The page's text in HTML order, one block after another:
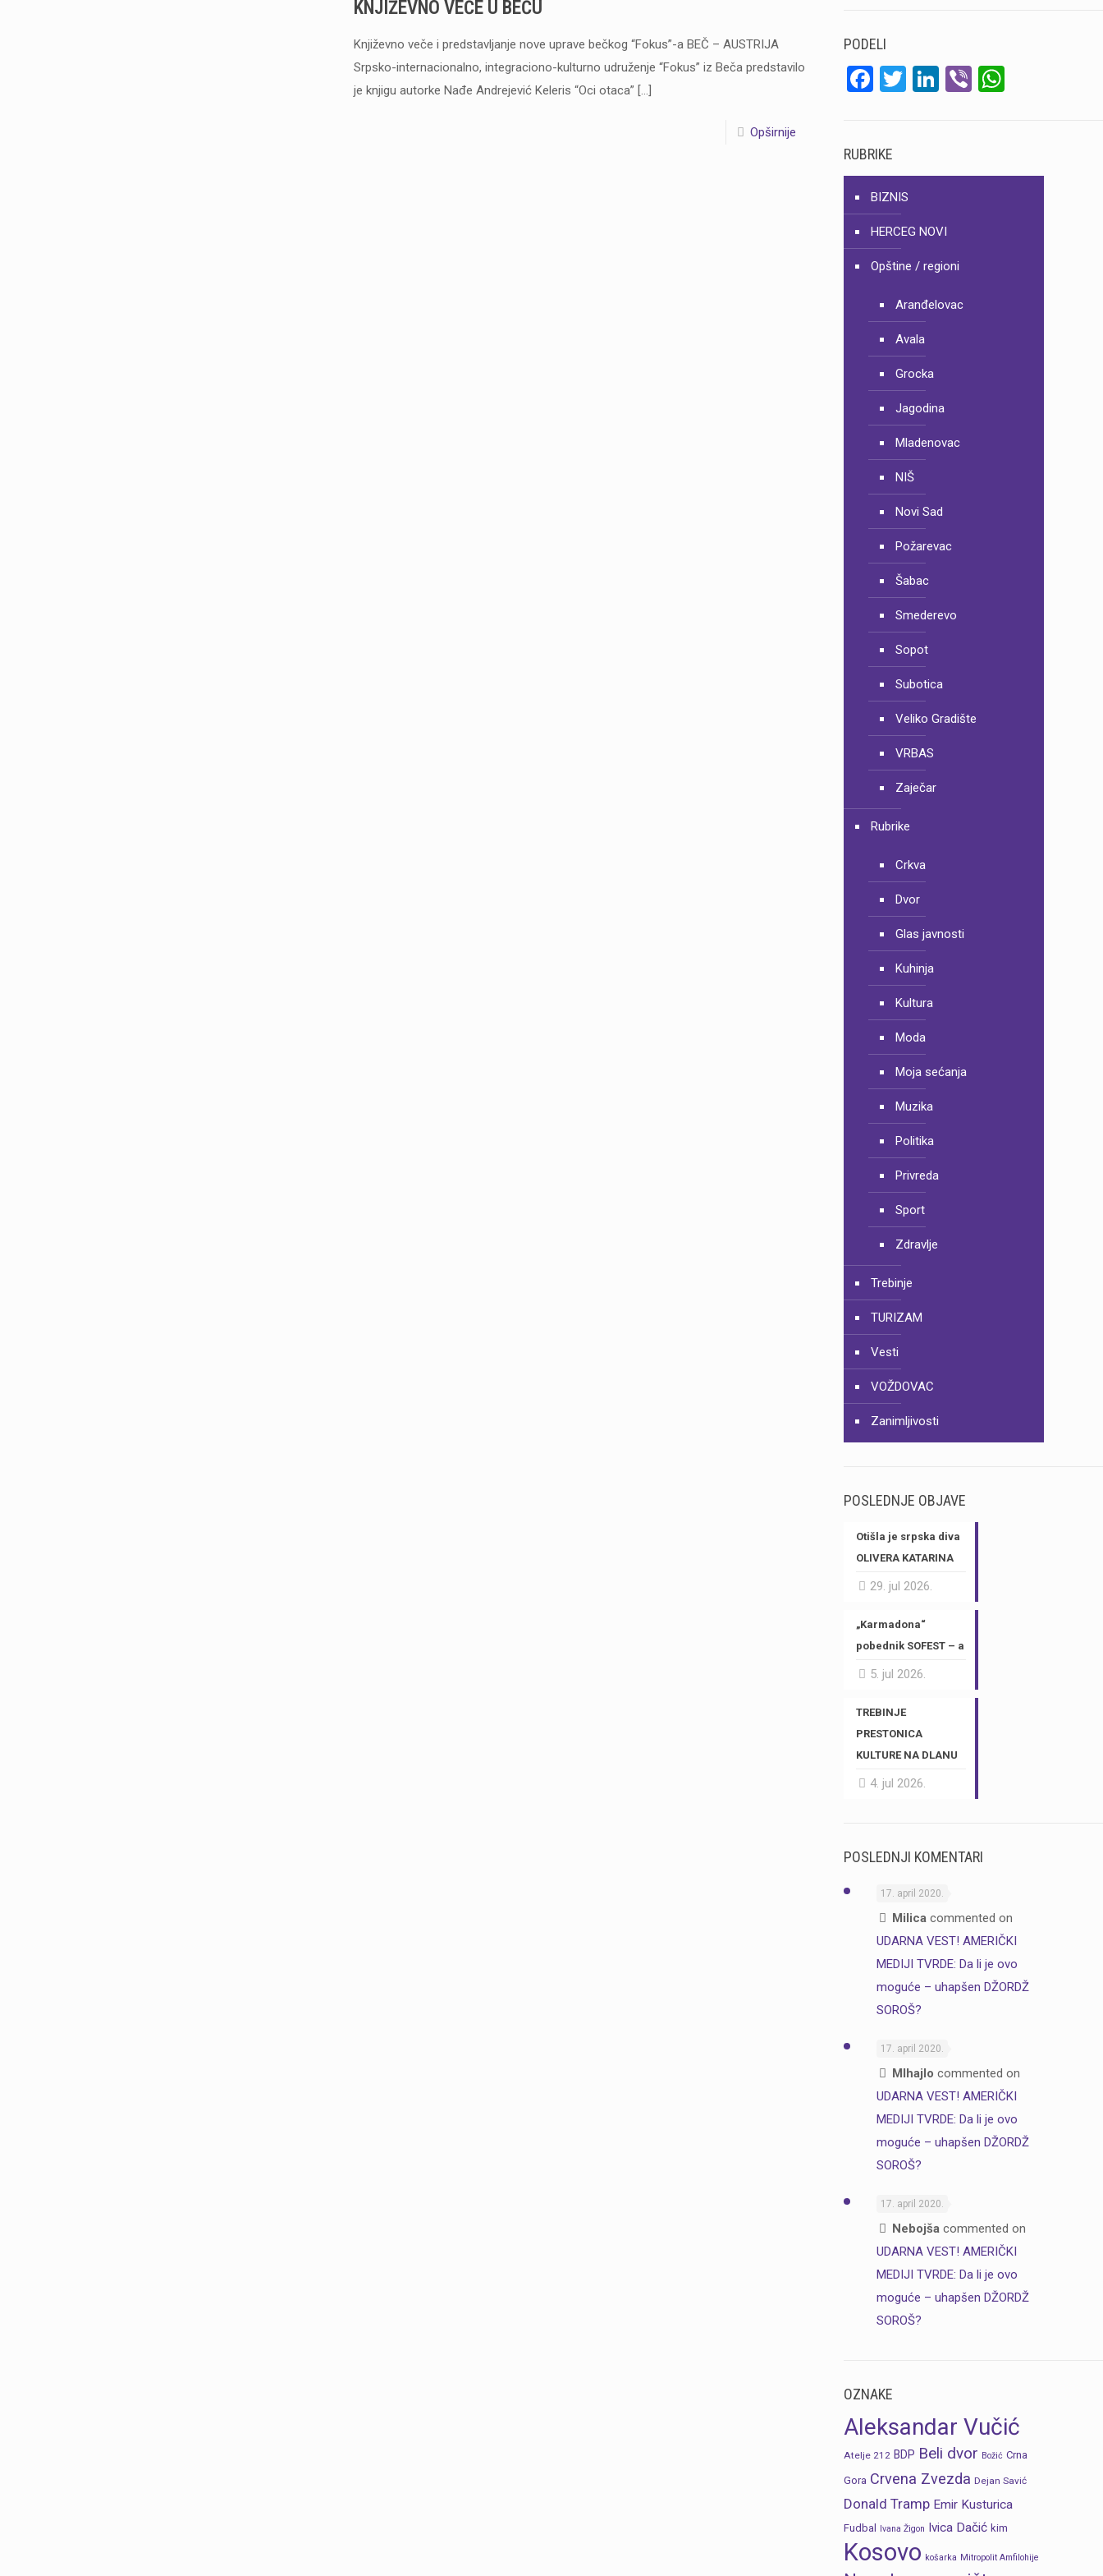
KNJIŽEVNO VEČE U BEČU
Književno veče i predstavljanje nove uprave bečkog “Fokus”-a BEČ – AUSTRIJA
Srpsko-internacionalno, integraciono-kulturno udruženje “Fokus” iz Beča predstavilo
je knjigu autorke Nađe Andrejević Keleris “Oci otaca” […]
Opširnije
PODELI
Facebook
Twitter
LinkedIn
Viber
RUBRIKE
BIZNIS
HERCEG NOVI
Opštine / regioni
Aranđelovac
Avala
Grocka
Jagodina
Mladenovac
NIŠ
Novi Sad
Požarevac
Šabac
Smederevo
Sopot
Subotica
Veliko Gradište
VRBAS
Zaječar
Rubrike
Crkva
Dvor
Glas javnosti
Kuhinja
Kultura
Moda
Moja sećanja
Muzika
Politika
Privreda
Sport
Zdravlje
Trebinje
TURIZAM
Vesti
VOŽDOVAC
Zanimljivosti
POSLEDNJE OBJAVE
Otišla je srpska diva
OLIVERA KATARINA
29. jul 2026.
„Karmadona“
pobednik SOFEST – a
5. jul 2026.
TREBINJE
PRESTONICA
KULTURE NA DLANU
4. jul 2026.
POSLEDNJI KOMENTARI
17. april 2020.
Milicacommented on
UDARNA VEST! AMERIČKI
MEDIJI TVRDE: Da li je ovo
moguće – uhapšen DŽORDŽ
SOROŠ?
17. april 2020.
MIhajlo commented on
UDARNA VEST! AMERIČKI
MEDIJI TVRDE: Da li je ovo
moguće – uhapšen DŽORDŽ
SOROŠ?
17. april 2020.
Nebojšacommented on
UDARNA VEST! AMERIČKI
MEDIJI TVRDE: Da li je ovo
moguće – uhapšen DŽORDŽ
SOROŠ?
OZNAKE
Aleksandar Vučić
Atelje 212 BDP Beli dvor Božić Crna
Gora Crvena Zvezda Dejan Savić
Donald Tramp Emir Kusturica
Fudbal Ivana Žigon Ivica Dačić kim
Kosovo košarka Mitropolit Amfilohije